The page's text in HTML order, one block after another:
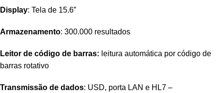
Display: Tela de 15.6”
Armazenamento: 300.000 resultados
Leitor de código de barras: leitura automática por código de
barras rotativo
Transmissão de dados: USD, porta LAN e HL7 –